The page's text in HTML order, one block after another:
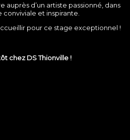
auprès d’un artiste passionné, dans
conviviale et inspirante.
pour ce stage exceptionnel !
chez DS Thionville !